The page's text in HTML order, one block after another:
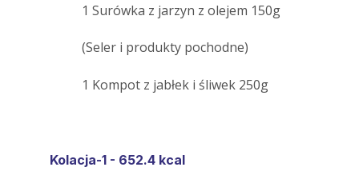
1 Surówka z jarzyn z olejem 150g
(Seler i produkty pochodne)
1 Kompot z jabłek i śliwek 250g
Kolacja-1 - 652.4 kcal